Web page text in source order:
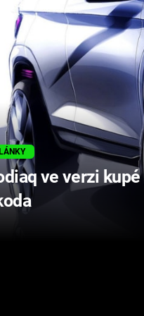
ve verzi